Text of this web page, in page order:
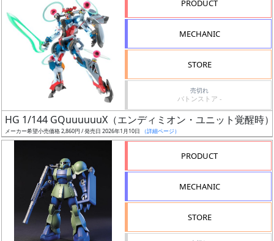
ト
イ
タ
ー
（β）
PRODUCT
MECHANIC
STORE
売切れ
バトンストア -
HG 1/144 GQuuuuuuX（エンディミオン・ユニット覚醒時）
メーカー希望小売価格 2,860円 / 発売日 2026年1月10日 （詳細ページ）
PRODUCT
MECHANIC
STORE